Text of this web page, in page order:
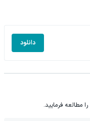
دانلود
را مطالعه فرمایید.